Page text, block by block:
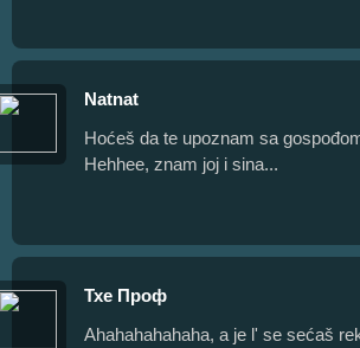
Natnat
Hoćeš da te upoznam sa
Hehhee, znam joj i sina...
Тхе Проф
Ahahahahahaha, a je l' se sećaš